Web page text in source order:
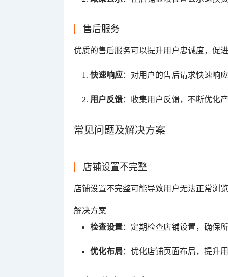
售后服务
优质的售后服务可以提升用户忠诚度，促
快速响应：对用户的售后请求快速响
用户反馈：收集用户反馈，不断优化
常见问题及解决方案
店铺设置不完整
店铺设置不完整可能导致用户无法正常浏
解决方案
检查设置：定期检查店铺设置，确保
优化布局：优化店铺页面布局，提升